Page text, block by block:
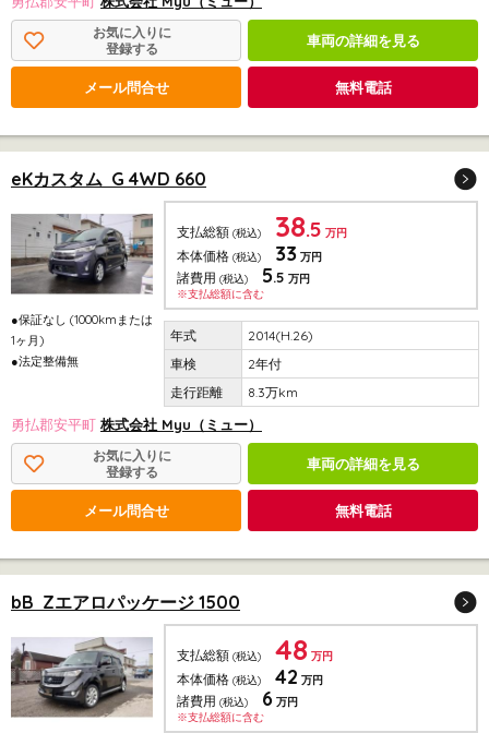
お気に入りに
登録する
車両の詳細を見る
メール問合せ 無料電話
eKカスタム G 4WD 660
●保証なし (1000kmまたは
1ヶ月)
●法定整備無
支払総額 (税込) 38.5 万円
本体価格 (税込) 33 万円
諸費用 (税込) 5.5 万円
※支払総額に含む
2014(H.26)
2年付
8.3万km
勇払郡安平町 株式会社 Myu（ミュー）
お気に入りに
登録する
車両の詳細を見る
メール問合せ 無料電話
bB Zエアロパッケージ 1500
支払総額 (税込) 48 万円
本体価格 (税込) 42 万円
諸費用 (税込) 6 万円
※支払総額に含む